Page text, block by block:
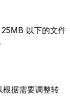
以下的文件
据需要调整转